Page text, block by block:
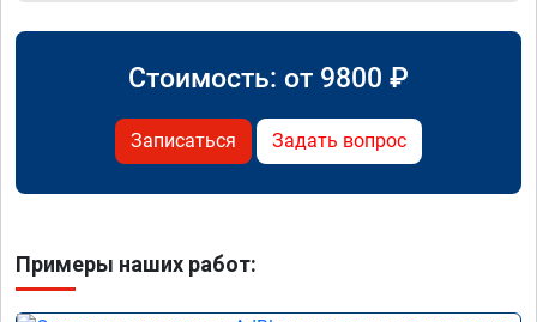
Стоимость: от 9800 ₽
Записаться Задать вопрос
Примеры наших работ: